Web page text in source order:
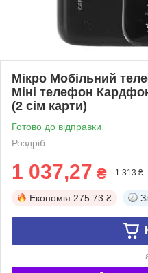
Мікро Мобільний
Міні телефон
(2 сім карти)
Готово до відправки
Роздріб
1 037,27 ₴ 1 313 ₴
Економія 275.73 ₴